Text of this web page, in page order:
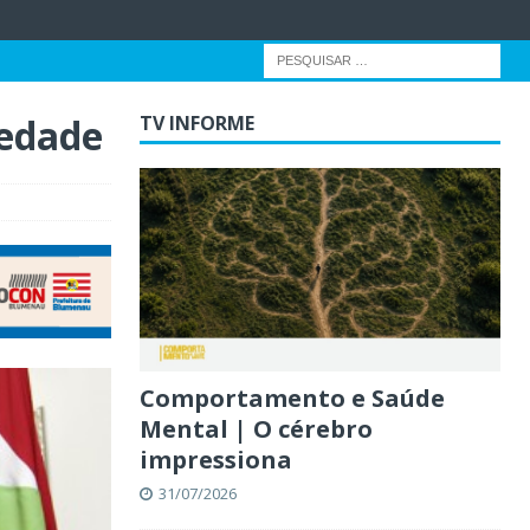
TV INFORME
Comportamento e Saúde
Mental | O cérebro
impressiona
31/07/2026